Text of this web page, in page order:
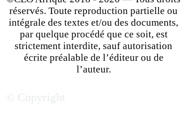
Financer sa start-up en
clés pour réussir sa levée
réservés. Toute reproduction partielle ou
intégrale des textes et/ou des documents,
par quelque procédé que ce soit, est
strictement interdite, sauf autorisation
écrite préalable de l’éditeur ou de
l’auteur.
© Copyright